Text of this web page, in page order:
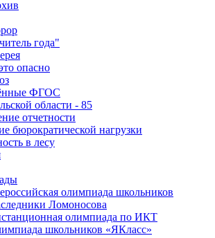
года"
опасно
ФГОС
области - 85
отчетности
бюрократической нагрузки
в лесу
олимпиада школьников
Ломоносова
олимпиада по ИКТ
школьников «ЯКласс»